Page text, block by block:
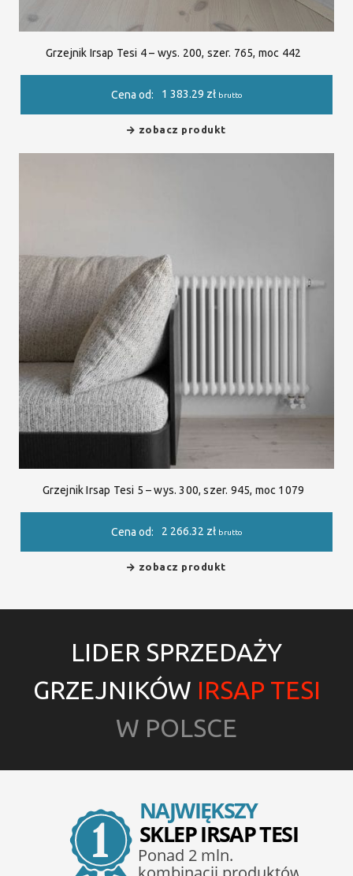
Grzejnik Irsap Tesi 4 – wys. 200, szer. 765, moc 442
Cena od: 1 383.29 zł brutto
zobacz produkt
Grzejnik Irsap Tesi 5 – wys. 300, szer. 945, moc 1079
Cena od: 2 266.32 zł brutto
zobacz produkt
LIDER SPRZEDAŻY
GRZEJNIKÓW IRSAP TESI
W POLSCE